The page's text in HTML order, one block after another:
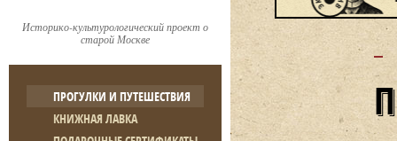
Историко-культурологический проект о
старой Москве
ПРОГУЛКИ И ПУТЕШЕСТВИЯ
КНИЖНАЯ ЛАВКА